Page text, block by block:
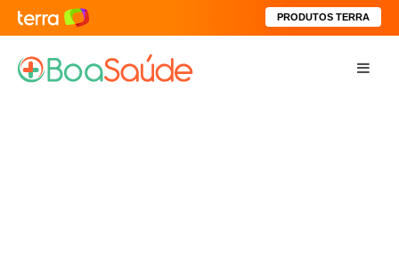
PRODUTOS TERRA